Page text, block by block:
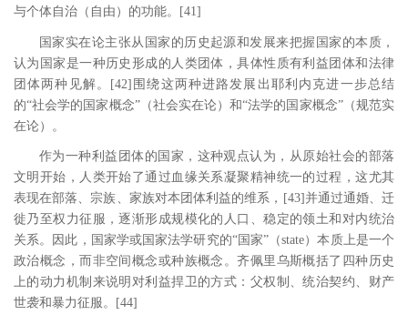
与个体自治（自由）的功能。
[41]
国家实在论主张从国家的历史起源和发展来把握国家的本质，
认为国家是一种历史形成的人类团体，具体性质有利益团体和法律
团体两种见解。 [42] 围绕这两种进路发展出耶利内克进一步总结
的“社会学的国家概念”（社会实在论）和“法学的国家概念”（规范实
在论）。
作为一种利益团体的国家，这种观点认为，从原始社会的部落
文明开始，人类开始了通过血缘关系凝聚精神统一的过程，这尤其
表现在部落、宗族、家族对本团体利益的维系， [43] 并通过通婚、迁
徙乃至权力征服，逐渐形成规模化的人口、稳定的领土和对内统治
关系。因此，国家学或国家法学研究的“国家”（state）本质上是一个
政治概念，而非空间概念或种族概念。齐佩里乌斯概括了四种历史
上的动力机制来说明对利益捍卫的方式：父权制、统治契约、财产
世袭和暴力征服。
[44]